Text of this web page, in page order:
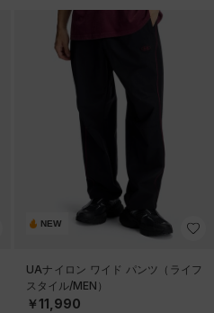
NEW
UAナイロン ワイド パンツ（ライフ
スタイル/MEN）
￥11,990